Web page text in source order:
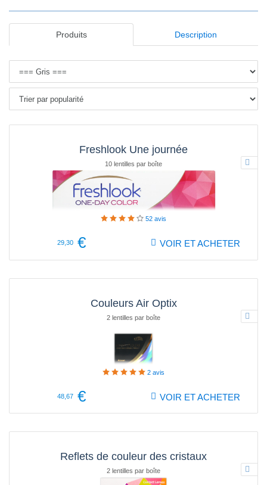
Produits Description
Freshlook Une journée
10 lentilles par boîte
52 avis
29,30 € VOIR ET ACHETER
Couleurs Air Optix
2 lentilles par boîte
2 avis
48,67 € VOIR ET ACHETER
Reflets de couleur des cristaux
2 lentilles par boîte